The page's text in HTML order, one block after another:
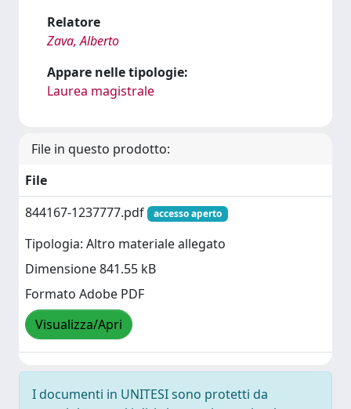
Relatore
Zava, Alberto
Appare nelle tipologie:
Laurea magistrale
File in questo prodotto:
File
844167-1237777.pdf
accesso aperto
Tipologia: Altro materiale allegato
Dimensione 841.55 kB
Formato Adobe PDF
Visualizza/Apri
I documenti in UNITESI sono protetti da